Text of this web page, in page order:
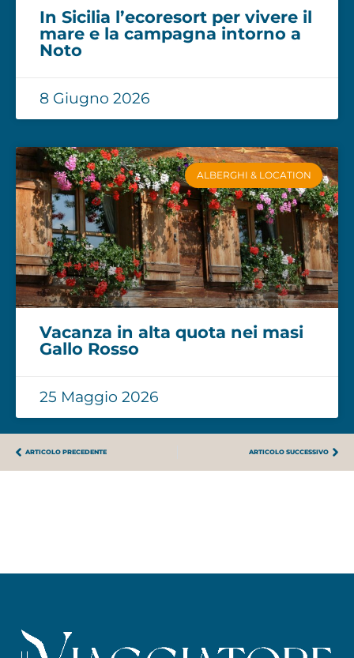
In Sicilia l’ecoresort per vivere il
mare e la campagna intorno a
Noto
8 Giugno 2026
ALBERGHI & LOCATION
Vacanza in alta quota nei masi
Gallo Rosso
25 Maggio 2026
ARTICOLO PRECEDENTE ARTICOLO SUCCESSIVO